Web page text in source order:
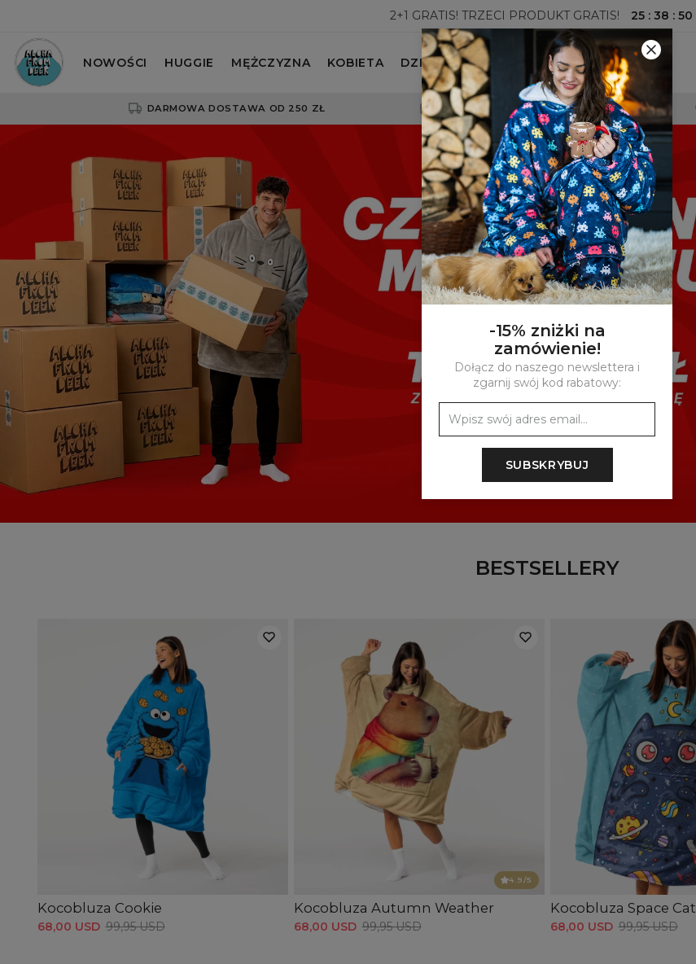
2+1 GRATIS! TRZECI PRODUKT GRATIS! 25: 38 : 48
NOWOŚCI HUGGIE MĘŻCZYZNA KOBIETA DZIECKO
DARMOWA DOSTAWA OD 250 ZŁ 100-DNIOWE PRAWO ZWROTU
BESTSELLERY
Kocobluza Cookie
68,00 USD 99,95 USD
4.9/5
Kocobluza Autumn Weather
68,00 USD 99,95 USD
Kocobluza Space Cat
68,00 USD 99,95 USD
-15% zniżki na
zamówienie!
Dołącz do naszego newslettera i
zgarnij swój kod rabatowy:
SUBSKRYBUJ